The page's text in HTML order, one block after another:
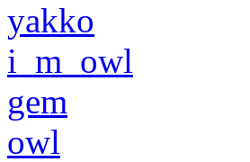
yakko
i_m_owl
gem
owl